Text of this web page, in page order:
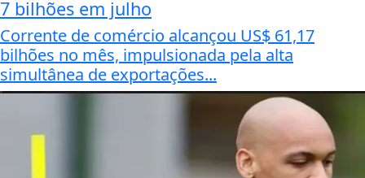
7 bilhões em julho
Corrente de comércio alcançou US$ 61,17
bilhões no mês, impulsionada pela alta
simultânea de exportações...